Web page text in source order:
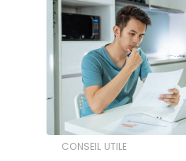
CONSEIL UTILE